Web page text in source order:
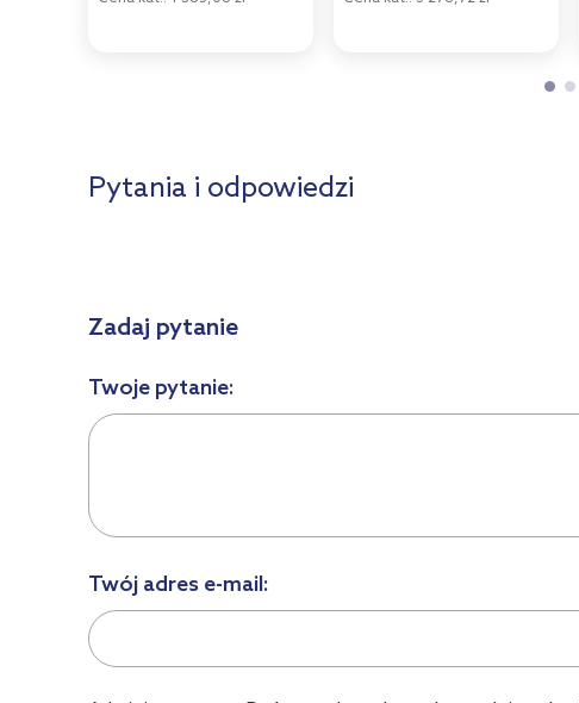
Pytania i odpowiedzi
Zadaj pytanie
Twoje pytanie:
Twój adres e-mail: